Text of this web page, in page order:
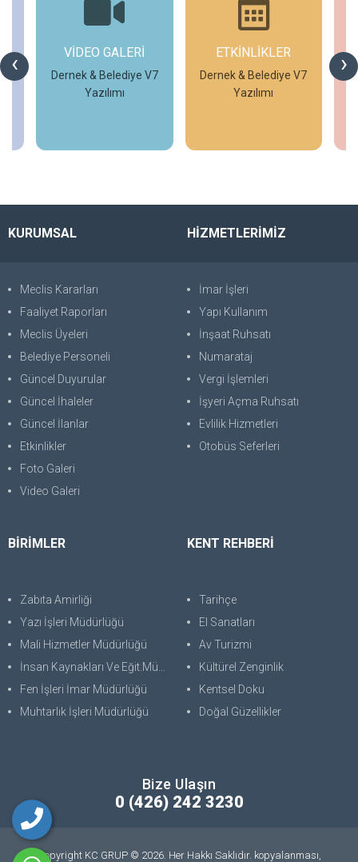
‹ ›
ETKİNLİKLER
Dernek & Belediye V7
Yazılımı
GÜNCEL
DUYURULAR
Temek Meslek
KURUMSAL
Meclis Kararları
Faaliyet Raporları
Meclis Üyeleri
Belediye Personeli
Güncel Duyurular
Güncel İhaleler
Güncel İlanlar
Etkinlikler
Foto Galeri
Video Galeri
HİZMETLERİMİZ
İmar İşleri
Yapı Kullanım
İnşaat Ruhsatı
Numarataj
Vergi İşlemleri
İşyeri Açma Ruhsatı
Evlilik Hizmetleri
Otobüs Seferleri
BİRİMLER
Zabıta Amirliği
Yazı İşleri Müdürlüğü
Mali Hizmetler Müdürlüğü
İnsan Kaynakları Ve Eğit.Müdürlüğü
Fen İşleri İmar Müdürlüğü
Muhtarlık İşleri Müdürlüğü
KENT REHBERİ
Tarihçe
El Sanatları
Av Turizmi
Kültürel Zenginlik
Kentsel Doku
Doğal Güzellikler
Bize Ulaşın
0 (426) 242 3230
Copyright KC GRUP © 2026. Her Hakkı Saklıdır. kopyalanması,